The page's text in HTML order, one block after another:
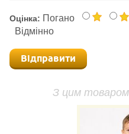
Оцінка: Погано
Відмінно
Відправити
З цим